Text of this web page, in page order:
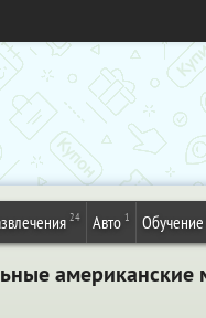
24 Авто 1 Обучение
американские